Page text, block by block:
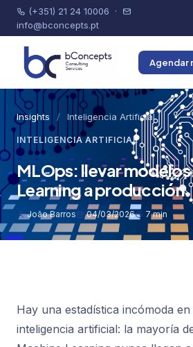
(+351) 21 24 10006 ·
info@bconcepts.pt
Agendar
Insights / Inteligencia Artificial
INTELIGENCIA ARTIFICIAL
MLOps: llevar modelos
Learning a producción
João Barros 04/03/2026 7 min
Hay una estadística incómoda
inteligencia artificial: la mayoría